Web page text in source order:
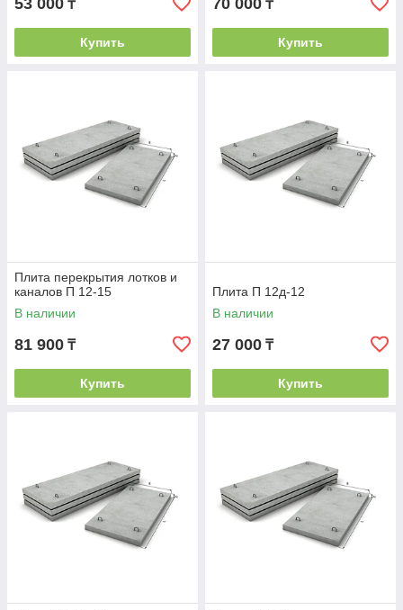
53 000 ₸
Купить
70 000 ₸
Купить
Плита перекрытия лотков и
каналов П 12-15
В наличии
81 900 ₸
Купить
Плита П 12д-12
В наличии
27 000 ₸
Купить